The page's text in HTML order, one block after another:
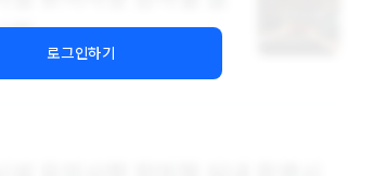
로그인하기